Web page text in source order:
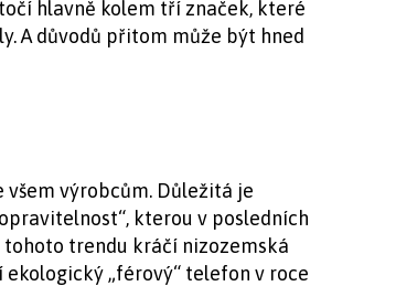
hlavně kolem tří značek, které
A důvodů přitom může být hned
výrobcům. Důležitá je
kterou v posledních
trendu kráčí nizozemská
„férový“ telefon v roce